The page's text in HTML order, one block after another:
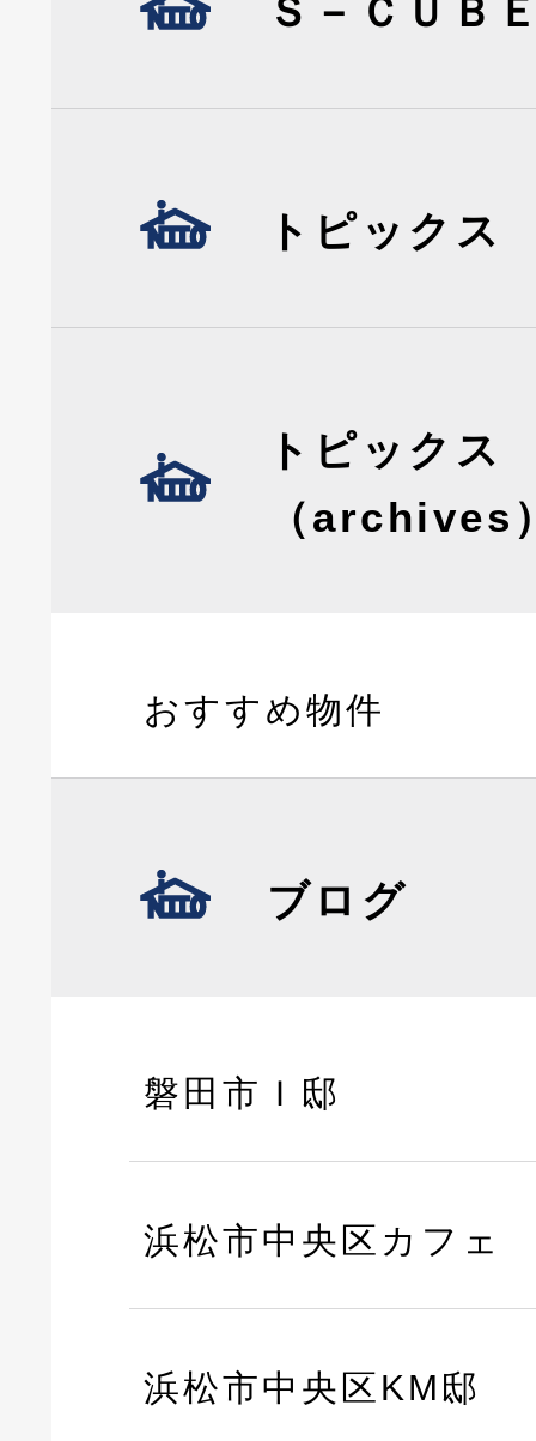
Ｓ－ＣＵＢ
トピックス
トピックス
（archives
おすすめ物件
ブログ
磐田市Ｉ邸
浜松市中央区カフェ
浜松市中央区KM邸